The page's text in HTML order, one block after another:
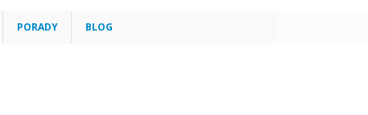
PORADY BLOG